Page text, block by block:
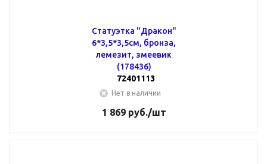
Статуэтка "Дракон"
6*3,5*3,5см, бронза,
лемезит, змеевик
(178436)
72401113
Нет в наличии
1 869руб./шт